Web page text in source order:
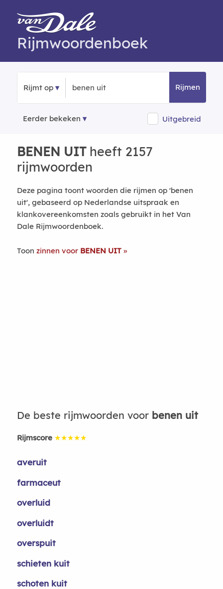
Rijmwoordenboek
Rijmt op Rijmen
Eerder bekeken Uitgebreid
BENEN UITheeft 2157
rijmwoorden
Deze pagina toont woorden die rijmen op 'benen
uit', gebaseerd op Nederlandse uitspraak en
klankovereenkomsten zoals gebruikt in het Van
Dale Rijmwoordenboek.
Toon zinnen voor BENEN UIT
De beste rijmwoorden voor benen uit
Rijmscore ★★★★★
averuit
farmaceut
overluid
overluidt
overspuit
schieten kuit
schoten kuit